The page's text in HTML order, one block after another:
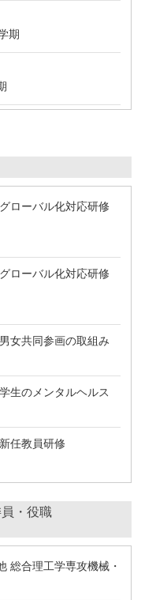
期
グローバル化対応研修
グローバル化対応研修
男女共同参画の取組み
学生のメンタルヘルス
新任教員研修
・役職
総合理工学専攻機械・